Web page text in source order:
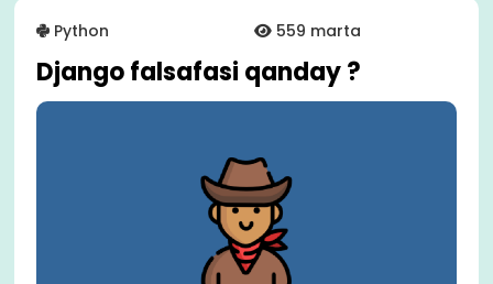
Python 559 marta
Django falsafasi qanday ?